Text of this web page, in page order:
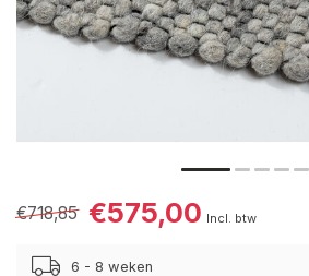
€718,85 €575,00 Incl. btw
6 - 8 weken